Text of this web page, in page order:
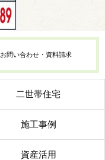
お問い合わせ・資料請求
二世帯住宅
施工事例
資産活用